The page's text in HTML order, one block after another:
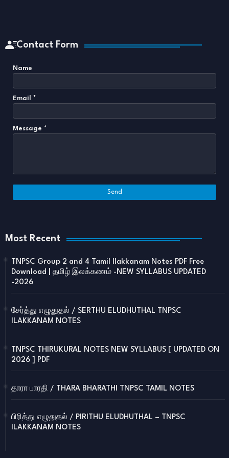
Contact Form
Name
Email *
Message *
Most Recent
TNPSC Group 2 and 4 Tamil Ilakkanam Notes PDF Free
Download | தமிழ் இலக்கணம் -NEW SYLLABUS UPDATED
-2026
சேர்த்து எழுதுதல் / SERTHU ELUDHUTHAL TNPSC
ILAKKANAM NOTES
TNPSC THIRUKURAL NOTES NEW SYLLABUS [ UPDATED ON
2026 ] PDF
தாரா பாரதி / THARA BHARATHI TNPSC TAMIL NOTES
பிரித்து எழுதுதல் / PIRITHU ELUDHUTHAL – TNPSC
ILAKKANAM NOTES